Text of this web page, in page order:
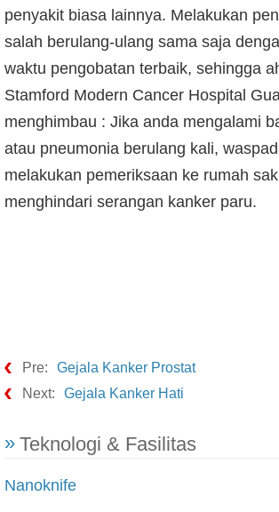
penyakit biasa lainnya. Melakukan
salah berulang-ulang sama saja
waktu pengobatan terbaik, sehingga
Stamford Modern Cancer Hospital
menghimbau : Jika anda mengalami
atau pneumonia berulang kali,
melakukan pemeriksaan ke rumah
menghindari serangan kanker paru.
Pre:
Gejala Kanker Prostat
Next:
Gejala Kanker Hati
Teknologi & Fasilitas
Nanoknife